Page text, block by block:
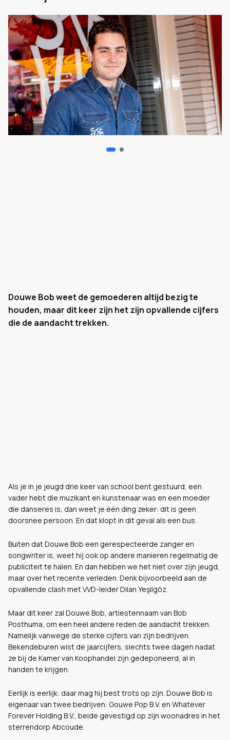
Douwe Bob weet de gemoederen altijd bezig te
houden, maar dit keer zijn het zijn opvallende cijfers
die de aandacht trekken.
Als je in je jeugd drie keer van school bent gestuurd, een
vader hebt die muzikant en kunstenaar was en een moeder
die danseres is, dan weet je één ding zeker: dit is geen
doorsnee persoon. En dat klopt in dit geval als een bus.
Buiten dat Douwe Bob een gerespecteerde zanger en
songwriter is, weet hij ook op andere manieren regelmatig de
publiciteit te halen. En dan hebben we het niet over zijn jeugd,
maar over het recente verleden. Denk bijvoorbeeld aan de
opvallende clash met VVD-leider Dilan Yeşilgöz.
Maar dit keer zal Douwe Bob, artiestennaam van Bob
Posthuma, om een heel andere reden de aandacht trekken.
Namelijk vanwege de sterke cijfers van zijn bedrijven.
Bekendeburen wist de jaarcijfers, slechts twee dagen nadat
ze bij de Kamer van Koophandel zijn gedeponeerd, al in
handen te krijgen.
Eerlijk is eerlijk: daar mag hij best trots op zijn. Douwe Bob is
eigenaar van twee bedrijven: Gouwe Pop B.V. en Whatever
Forever Holding B.V., beide gevestigd op zijn woonadres in het
sterrendorp Abcoude.